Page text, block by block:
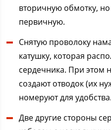
вторичную обмотку,
первичную.
Снятую проволоку
катушку, которая
сердечника. При этом
создают отводок (их
номеруют для удобства.
Две другие стороны